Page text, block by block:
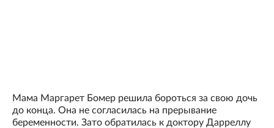
Мама Маргарет Бомер решила бороться за свою дочь
до конца. Она не согласилась на прерывание
беременности. Зато обратилась к доктору Дарреллу